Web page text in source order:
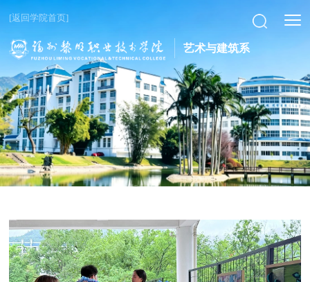
[返回学院首页]
艺术与建筑系